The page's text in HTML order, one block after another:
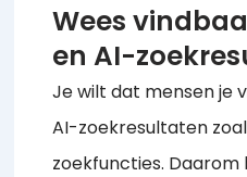
Wees
en AI-
Je wilt dat mensen je
AI-zoekresultaten
zoekfuncties. Daarom